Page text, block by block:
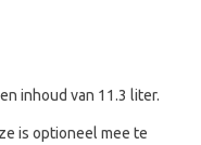
inhoud van 11.3 liter.
is optioneel mee te